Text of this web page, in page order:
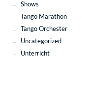
Shows
Tango Marathon
Tango Orchester
Uncategorized
Unterricht